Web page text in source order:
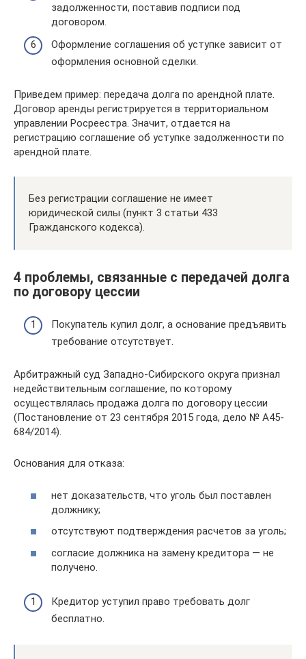
задолженности, поставив подписи под
договором.
Оформление соглашения об уступке зависит от
оформления основной сделки.
Приведем пример: передача долга по арендной плате.
Договор аренды регистрируется в территориальном
управлении Росреестра. Значит, отдается на
регистрацию соглашение об уступке задолженности по
арендной плате.
Без регистрации соглашение не имеет
юридической силы (пункт 3 статьи 433
Гражданского кодекса).
4 проблемы, связанные с передачей долга
по договору цессии
Покупатель купил долг, а основание предъявить
требование отсутствует.
Арбитражный суд Западно-Сибирского округа признал
недействительным соглашение, по которому
осуществлялась продажа долга по договору цессии
(Постановление от 23 сентября 2015 года, дело № А45-
684/2014).
Основания для отказа:
нет доказательств, что уголь был поставлен
должнику;
отсутствуют подтверждения расчетов за уголь;
согласие должника на замену кредитора — не
получено.
Кредитор уступил право требовать долг
бесплатно.